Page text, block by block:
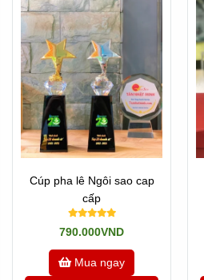
Cúp pha lê Ngôi sao cap
cấp
790.000VND
Mua ngay